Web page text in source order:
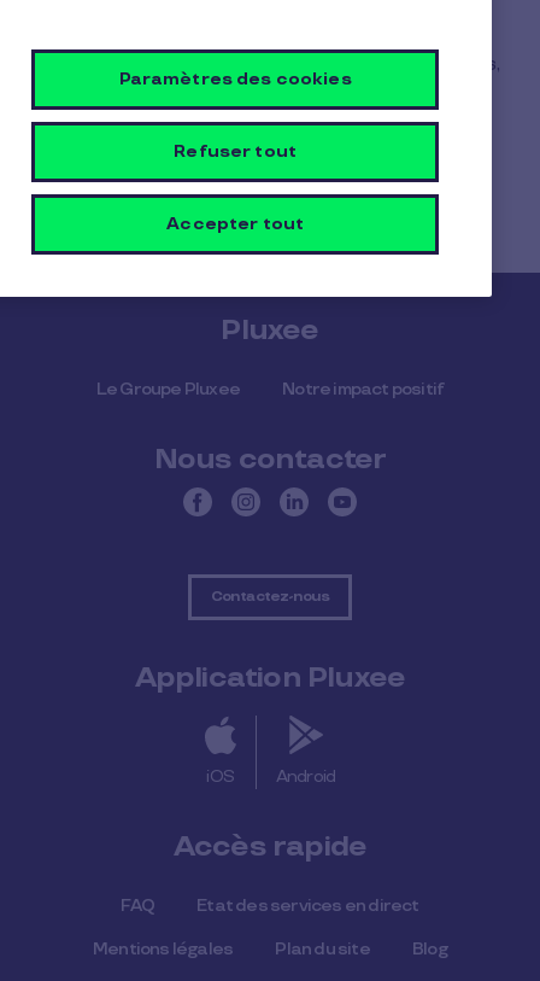
repas d’une valeur supérieure à 15 €. Dans ce cas,
déductible est considérée comme un avantage
imposable et doit être traitée comme un élément
de salaire.
Pluxee
Le Groupe Pluxee Notre impact positif
Nous contacter
Contactez-nous
Application Pluxee
iOS Android
Accès rapide
FAQ Etat des services en direct
Mentions légales Plan du site Blog
Paramètres des cookies
Refuser tout
Accepter tout